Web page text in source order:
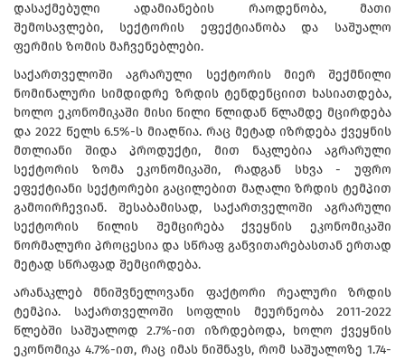
დასაქმებული ადამიანების რაოდენობა, მათი
შემოსავლები, სექტორის ეფექტიანობა და საშუალო
ფერმის ზომის მაჩვენებლები.
საქართველოში აგრარული სექტორის მიერ შექმნილი
ნომინალური სიმდიდრე ზრდის ტენდენციით ხასიათდება,
ხოლო ეკონომიკაში მისი წილი წლიდან წლამდე მცირდება
და 2022 წელს 6.5%-ს მიაღწია. რაც მეტად იზრდება ქვეყნის
მთლიანი შიდა პროდუქტი, მით ნაკლებია აგრარული
სექტორის ზომა ეკონომიკაში, რადგან სხვა - უფრო
ეფექტიანი სექტორები გაცილებით მაღალი ზრდის ტემპით
გამოირჩევიან. შესაბამისად, საქართველოში აგრარული
სექტორის წილის შემცირება ქვეყნის ეკონომიკაში
ნორმალური პროცესია და სწრაფ განვითარებასთან ერთად
მეტად სწრაფად შემცირდება.
არანაკლებ მნიშვნელოვანი ფაქტორი რეალური ზრდის
ტემპია. საქართველოში სოფლის მეურნეობა 2011-2022
წლებში საშუალოდ 2.7%-ით იზრდებოდა, ხოლო ქვეყნის
ეკონომიკა 4.7%-ით, რაც იმას ნიშნავს, რომ საშუალოზე 1.74-